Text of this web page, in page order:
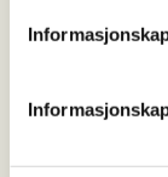
Frist 11.
For barn/